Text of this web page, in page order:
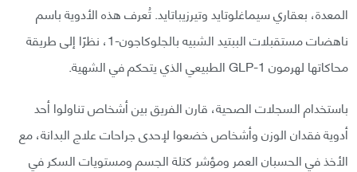
المعدة، بعقاري سيماغلوتايد وتيرزيباتايد. تُعرف هذه الأدوية باسم
ناهضات مستقبلات الببتيد الشبيه بالجلوكاجون-1، نظرًا إلى طريقة
محاكاتها لهرمون GLP-1 الطبيعي الذي يتحكم في الشهية.
باستخدام السجلات الصحية، قارن الفريق بين أشخاص تناولوا أحد
أدوية فقدان الوزن وأشخاص خضعوا لإحدى جراحات علاج البدانة، مع
الأخذ في الحسبان العمر ومؤشر كتلة الجسم ومستويات السكر في